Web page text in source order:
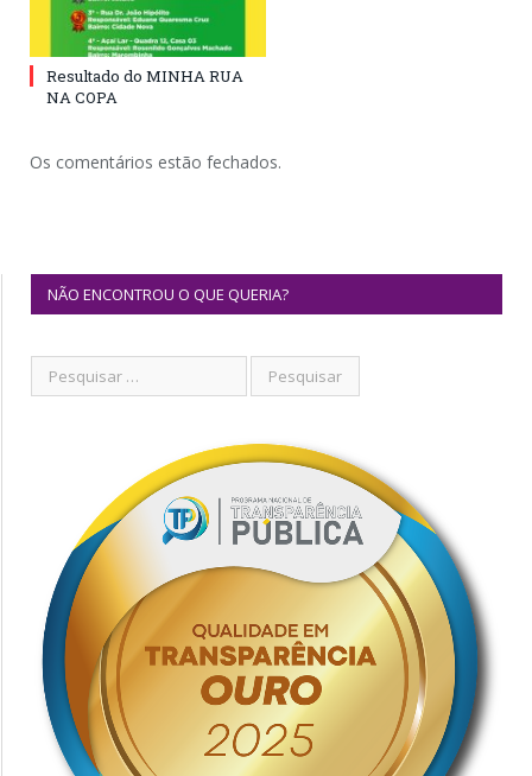
Resultado do MINHA RUA
NA COPA
Os comentários estão fechados.
NÃO ENCONTROU O QUE QUERIA?